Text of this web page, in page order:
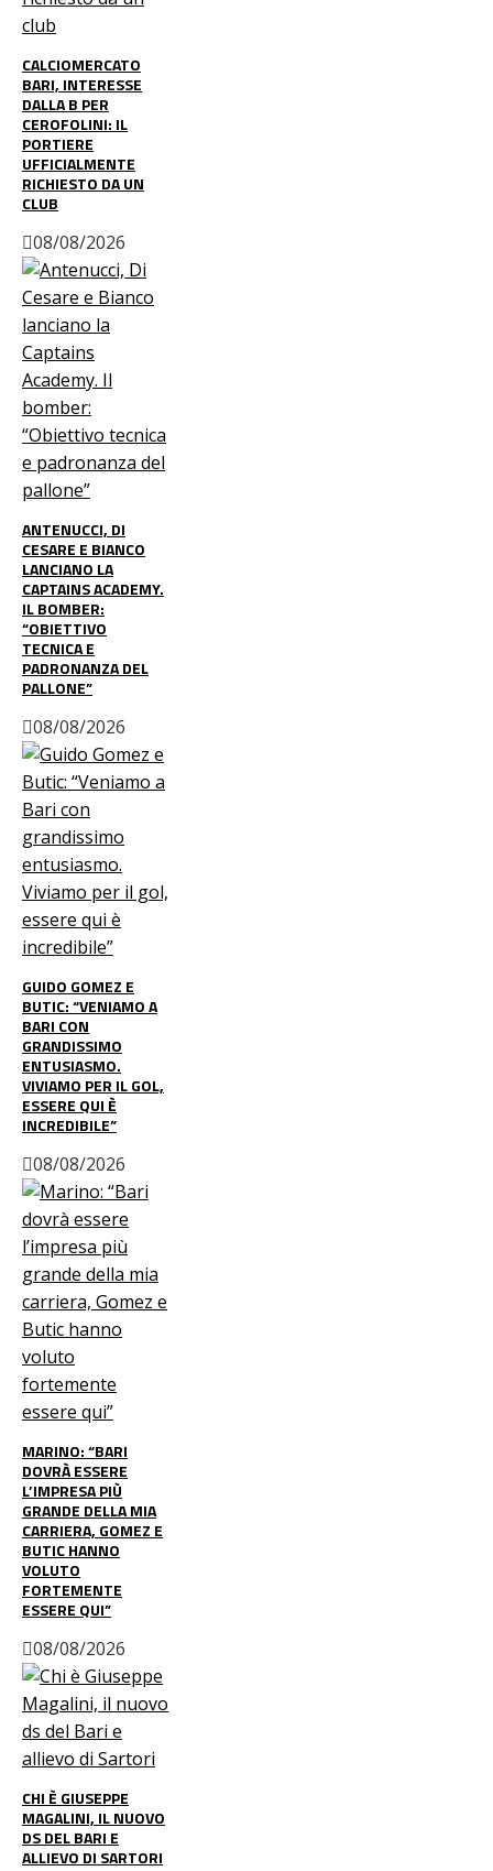
CALCIOMERCATO
BARI, INTERESSE
DALLA B PER
CEROFOLINI: IL
PORTIERE
UFFICIALMENTE
RICHIESTO DA UN
CLUB
08/08/2026
ANTENUCCI, DI
CESARE E BIANCO
LANCIANO LA
CAPTAINS ACADEMY.
IL BOMBER:
“OBIETTIVO
TECNICA E
PADRONANZA DEL
PALLONE”
08/08/2026
GUIDO GOMEZ E
BUTIC: “VENIAMO A
BARI CON
GRANDISSIMO
ENTUSIASMO.
VIVIAMO PER IL GOL,
ESSERE QUI È
INCREDIBILE”
08/08/2026
MARINO: “BARI
DOVRÀ ESSERE
L’IMPRESA PIÙ
GRANDE DELLA MIA
CARRIERA, GOMEZ E
BUTIC HANNO
VOLUTO
FORTEMENTE
ESSERE QUI”
08/08/2026
CHI È GIUSEPPE
MAGALINI, IL NUOVO
DS DEL BARI E
ALLIEVO DI SARTORI